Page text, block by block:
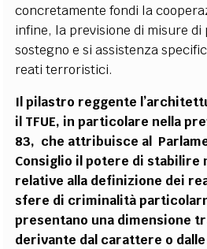
concretamente fondi la
infine, la previsione di misure di
sostegno e si assistenza
reati terroristici.
Il pilastro reggente
il TFUE, in particolare nella
83, che attribuisce al
Consiglio il potere di stabilire
relative alla definizione dei
sfere di criminalità
presentano una dimensione
derivante dal carattere o